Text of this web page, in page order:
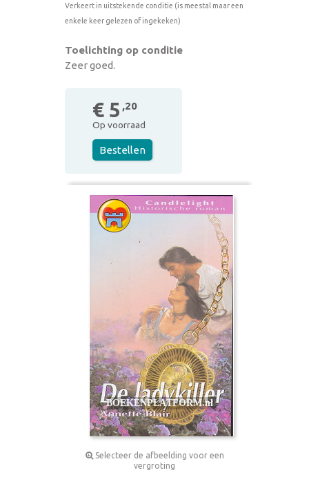
Verkeert in uitstekende conditie (is meestal maar een
enkele keer gelezen of ingekeken)
Toelichting op conditie
Zeer goed.
€ 5 ,20
Op voorraad
Bestellen
Selecteer de afbeelding voor een
vergroting